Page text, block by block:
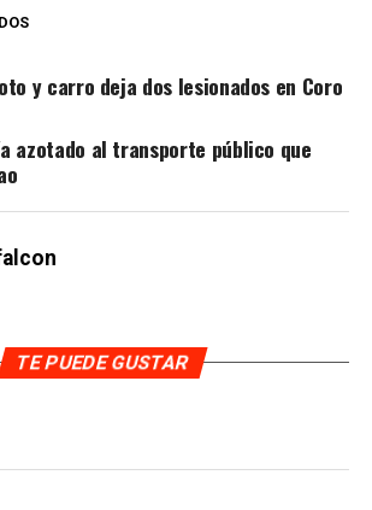
y carro deja dos lesionados en Coro
azotado al transporte público que
TE PUEDE GUSTAR